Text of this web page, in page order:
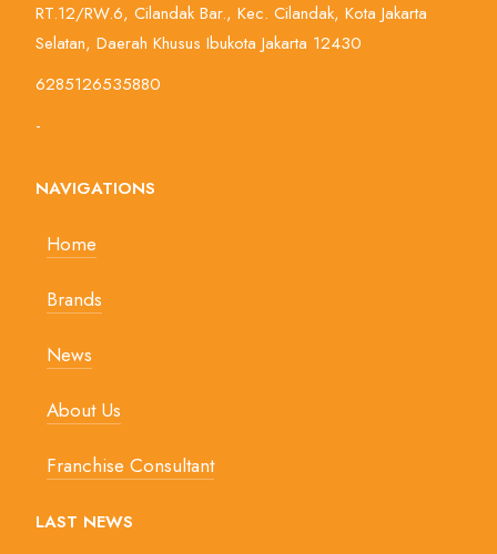
RT.12/RW.6, Cilandak Bar., Kec. Cilandak, Kota Jakarta
Selatan, Daerah Khusus Ibukota Jakarta 12430
6285126535880
-
NAVIGATIONS
Home
Brands
News
About Us
Franchise Consultant
LAST NEWS